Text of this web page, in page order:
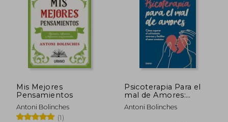
45%
dcto.
45%
dcto.
Mis Mejores
Pensamientos
Antoni Bolinches
(1)
Psicoterapia Para el
mal de Amores:
Cómo Superar el
Sufrimiento Amoroso
Antoni Bolinches